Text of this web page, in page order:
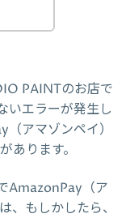
PAINTのお店で
いエラーが発生し
アマゾンペイ）
あります。
AmazonPay（ア
、もしかしたら、